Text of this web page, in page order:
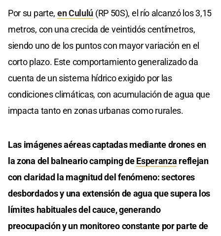
Por su parte, en Cululú (RP 50S), el río alcanzó los 3,15
metros, con una crecida de veintidós centímetros,
siendo uno de los puntos con mayor variación en el
corto plazo. Este comportamiento generalizado da
cuenta de un sistema hídrico exigido por las
condiciones climáticas, con acumulación de agua que
impacta tanto en zonas urbanas como rurales.
Las imágenes aéreas captadas mediante drones en
la zona del balneario camping deEsperanza reflejan
con claridad la magnitud del fenómeno: sectores
desbordados y una extensión de agua que supera los
límites habituales del cauce, generando
preocupación y un monitoreo constante por parte de